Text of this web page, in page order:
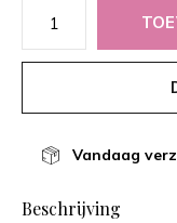
Vandaag
Beschrijving